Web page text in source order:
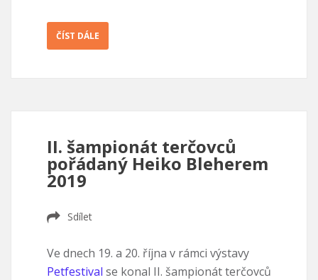
ČÍST DÁLE
II. šampionát terčovců
pořádaný Heiko Bleherem
2019
Sdílet
Ve dnech 19. a 20. října v rámci výstavy
Petfestival se konal II. šampionát terčovců